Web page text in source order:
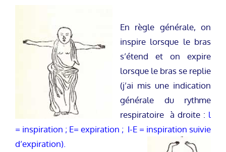
En règle générale, on
inspire lorsque le bras
s’étend et on expire
lorsque le bras se replie
(j’ai mis une indication
générale du rythme
respiratoire à droite : l
= inspiration ; E= expiration ; I-E = inspiration suivie
d’expiration).